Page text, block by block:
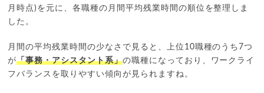
月時点)を元に、各職種の月間平均残業時間の順位を整理しま
した。
月間の平均残業時間の少なさで見ると、上位10職種のうち7つ
が「事務・アシスタント系」の職種になっており、ワークライ
フバランスを取りやすい傾向が見られますね。